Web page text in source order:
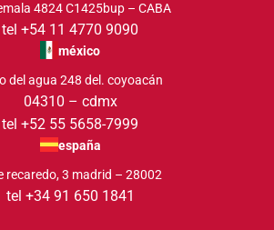
4824 C1425bup – CABA
tel +54 11 4770 9090
méxico
del agua 248 del. coyoacán
04310 – cdmx
tel +52 55 5658-7999
españa
recaredo, 3 madrid – 28002
tel +34 91 650 1841